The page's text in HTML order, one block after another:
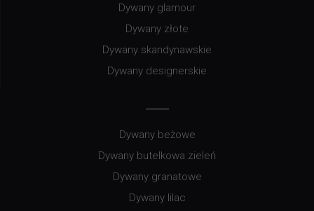
Dywany glamour
Dywany złote
Dywany skandynawskie
Dywany designerskie
Dywany beżowe
Dywany butelkowa zieleń
Dywany granatowe
Dywany lilac